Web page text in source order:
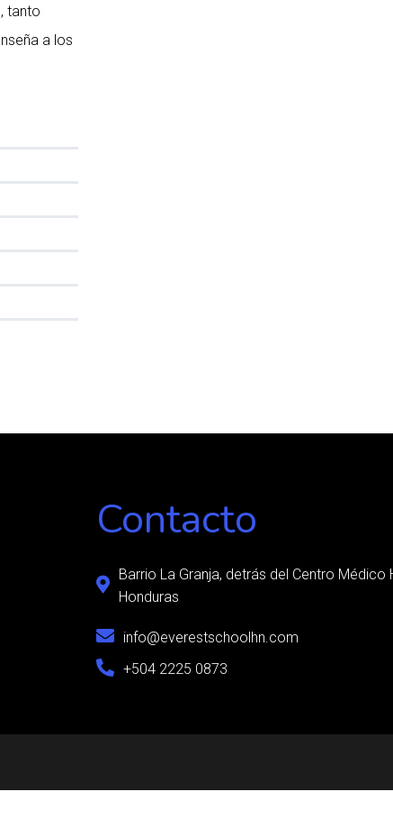
tanto
a los
Contacto
Barrio La Granja, detrás del Centro Médico
Honduras
info@everestschoolhn.com
+504 2225 0873